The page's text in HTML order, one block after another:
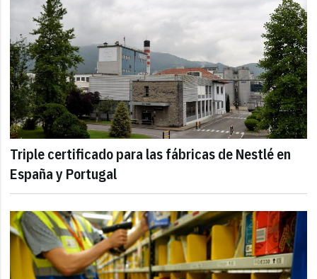
Triple certificado para las fábricas de Nestlé en
España y Portugal